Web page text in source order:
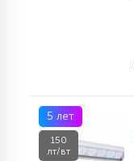
5 лет
150
лт/вт